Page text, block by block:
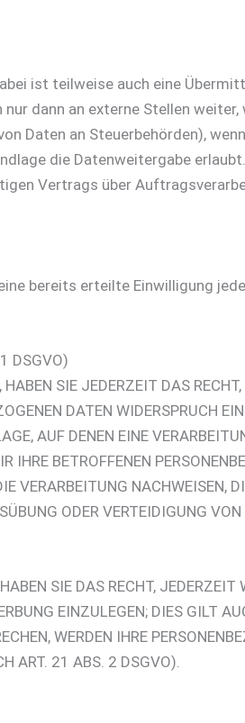
ist teilweise auch eine
dann an externe Stellen weiter,
Daten an Steuerbehörden),
die Datenweitergabe
Vertrags über
bereits erteilte Einwilligung
DSGVO)
SIE JEDERZEIT DAS
DATEN WIDERSPRUCH
AUF DENEN EINE
IHRE BETROFFENEN
VERARBEITUNG NACHWEISEN,
ODER VERTEIDIGUNG VON
SIE DAS RECHT, JEDERZEIT
EINZULEGEN; DIES GILT
WERDEN IHRE
ART. 21 ABS. 2 DSGVO).